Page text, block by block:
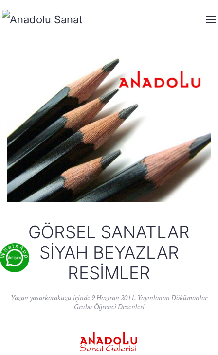
GÖRSEL SANATLAR
SIYAH BEYAZLAR
RESIMLER
Yazan yasarkarakuzu içinde 9 Haziran 2011. Yayınlanan Dökümanlar
Grubu Öğrenci Desenleri